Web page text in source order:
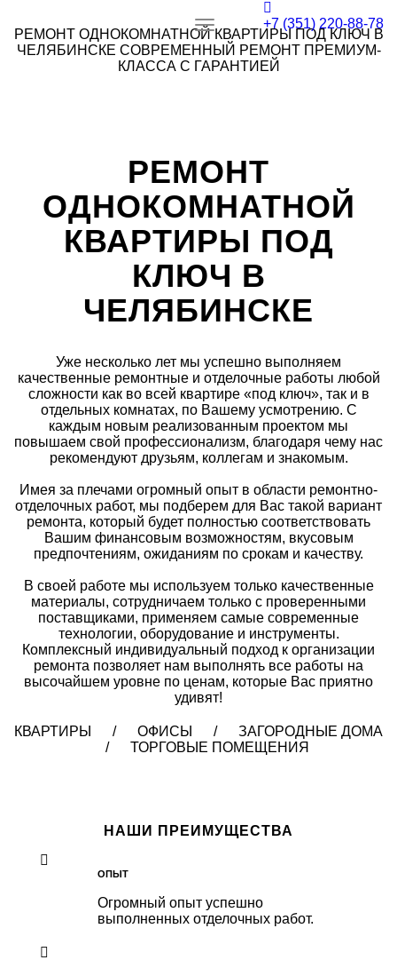
+7 (351) 220-88-78
Toggle
navigation
РЕМОНТ ОДНОКОМНАТНОЙ КВАРТИРЫ ПОД КЛЮЧ В
ЧЕЛЯБИНСКЕ СОВРЕМЕННЫЙ РЕМОНТ ПРЕМИУМ-
КЛАССА С ГАРАНТИЕЙ
РЕМОНТ
ОДНОКОМНАТНОЙ
КВАРТИРЫ ПОД
КЛЮЧ В
ЧЕЛЯБИНСКЕ
Уже несколько лет мы успешно выполняем
качественные ремонтные и отделочные работы любой
сложности как во всей квартире «под ключ», так и в
отдельных комнатах, по Вашему усмотрению. С
каждым новым реализованным проектом мы
повышаем свой профессионализм, благодаря чему нас
рекомендуют друзьям, коллегам и знакомым.
Имея за плечами огромный опыт в области ремонтно-
отделочных работ, мы подберем для Вас такой вариант
ремонта, который будет полностью соответствовать
Вашим финансовым возможностям, вкусовым
предпочтениям, ожиданиям по срокам и качеству.
В своей работе мы используем только качественные
материалы, сотрудничаем только с проверенными
поставщиками, применяем самые современные
технологии, оборудование и инструменты.
Комплексный индивидуальный подход к организации
ремонта позволяет нам выполнять все работы на
высочайшем уровне по ценам, которые Вас приятно
удивят!
КВАРТИРЫ / ОФИСЫ / ЗАГОРОДНЫЕ ДОМА
/ ТОРГОВЫЕ ПОМЕЩЕНИЯ
НАШИ ПРЕИМУЩЕСТВА
ОПЫТ
Огромный опыт успешно
выполненных отделочных работ.